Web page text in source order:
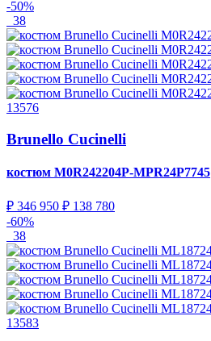
-50%
38
13576
Brunello Cucinelli
костюм M0R242204P-MPR24P7745
₽ 346 950 ₽ 138 780
-60%
38
13583